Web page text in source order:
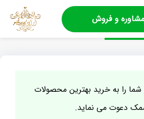
مشاوره و فروش
شما را به خرید بهترین محصولات
دعوت می نماید.